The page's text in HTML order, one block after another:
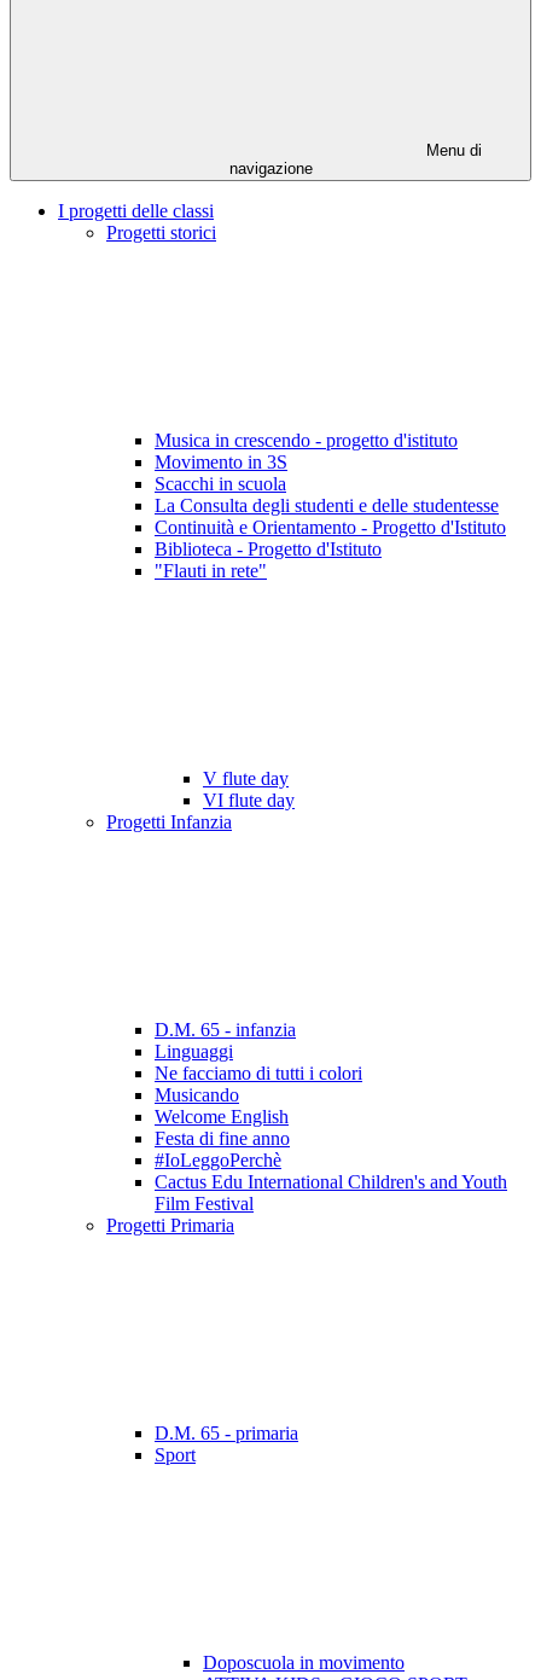
Menu di
navigazione
I progetti delle classi
Progetti storici
Musica in crescendo - progetto d'istituto
Movimento in 3S
Scacchi in scuola
La Consulta degli studenti e delle studentesse
Continuità e Orientamento - Progetto d'Istituto
Biblioteca - Progetto d'Istituto
"Flauti in rete"
V flute day
VI flute day
Progetti Infanzia
D.M. 65 - infanzia
Linguaggi
Ne facciamo di tutti i colori
Musicando
Welcome English
Festa di fine anno
#IoLeggoPerchè
Cactus Edu International Children's and Youth
Film Festival
Progetti Primaria
D.M. 65 - primaria
Sport
Doposcuola in movimento